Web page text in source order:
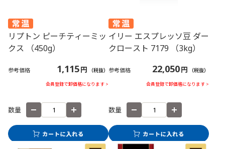
リプトン ピーチティーミッ
クス （450g）
参考価格 1,115円 （税抜）
会員登録で卸価格になります >
数量
イリー エスプレッソ豆 ダー
クロースト 7179 （3kg）
参考価格 22,050円 （税抜）
会員登録で卸価格になります >
数量